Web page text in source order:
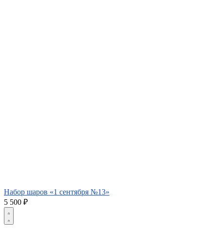
Набор шаров «1 сентября №13»
5 500 ₽